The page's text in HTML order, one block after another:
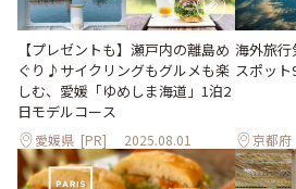
【プレゼントも】瀬戸内の離島め
ぐり♪サイクリングもグルメも楽
しむ、愛媛「ゆめしま海道」1泊2
日モデルコース
愛媛県 [PR] 2025.08.01
海外旅行
スポット
京都府